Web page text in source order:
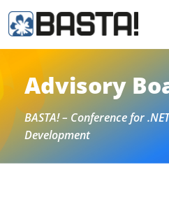
Advisory
BASTA! – Conference for
Development